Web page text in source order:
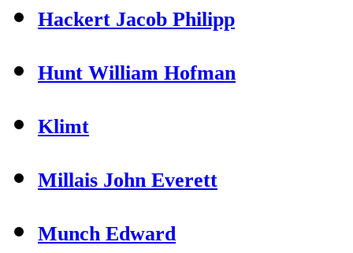
Hackert Jacob Philipp
Hunt William Hofman
Klimt
Millais John Everett
Munch Edward